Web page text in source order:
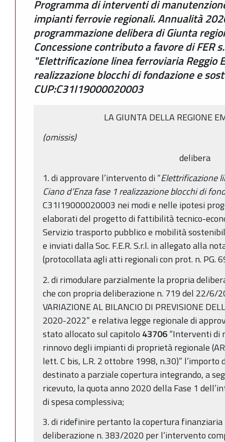
Programma di interventi di
impianti ferrovie regionali. Annualità
programmazione delibera di Giunta
Concessione contributo a favore di FER
"Elettrificazione linea ferroviaria Reggio
realizzazione blocchi di fondazione e
CUP:C31I19000020003
LA GIUNTA DELLA REGIONE
(omissis)
delibera
1. di approvare l’intervento di “Elettrificazione
Ciano d’Enza fase 1 realizzazione blocchi di
C31I19000020003 nei modi e nelle ipotesi
elaborati del progetto di fattibilità tecnico-
Servizio trasporto pubblico e mobilità
e inviati dalla Soc. F.E.R. S.r.l. in allegato alla
(protocollata agli atti regionali con prot. n. PG.
2. di rimodulare parzialmente la propria
che con propria deliberazione n. 719 del 22/6/
VARIAZIONE AL BILANCIO DI PREVISIONE
2020-2022” e relativa legge regionale di
stato allocato sul capitolo 43706“Interventi di
rinnovo degli impianti di proprietà regionale
lett. C bis, L.R. 2 ottobre 1998, n.30)” l’importo
destinato a parziale copertura integrando, a
ricevuto, la quota anno 2020 della Fase 1
di spesa complessiva;
3. di ridefinire pertanto la copertura
deliberazione n. 383/2020 per l’intervento